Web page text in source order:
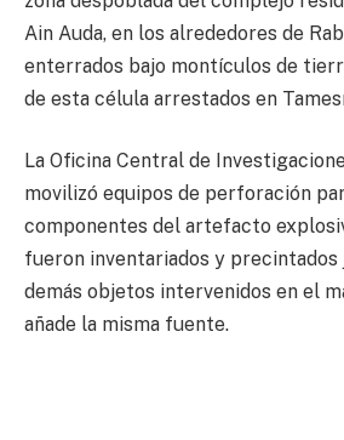
Ain Auda, en los alrededores de
enterrados bajo montículos de
de esta célula arrestados en
La Oficina Central de
movilizó equipos de perforación
componentes del artefacto
fueron inventariados y precintados
demás objetos intervenidos en el
añade la misma fuente.